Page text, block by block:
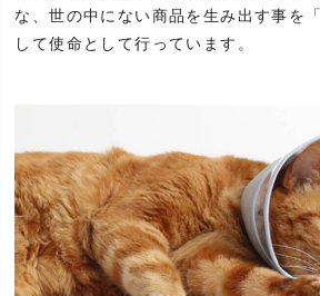
な、世の中にない商品を生み出す事を
して使命として行っています。